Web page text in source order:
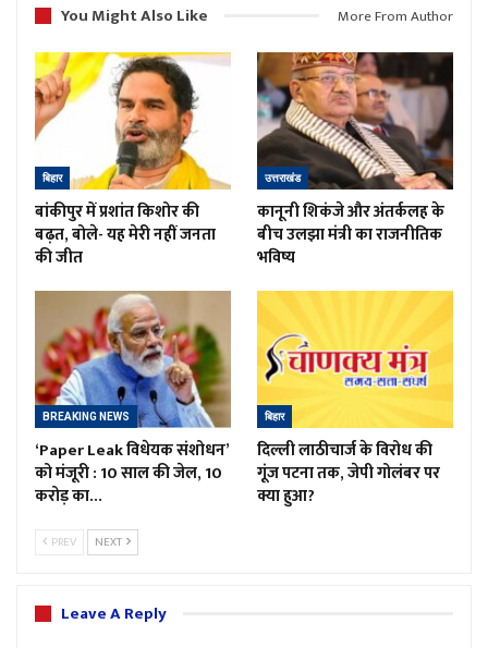
You Might Also Like
More From Author
बिहार
बांकीपुर में प्रशांत किशोर की
बढ़त, बोले- यह मेरी नहीं जनता
की जीत
उत्तराखंड
कानूनी शिकंजे और अंतर्कलह के
बीच उलझा मंत्री का राजनीतिक
भविष्य
BREAKING NEWS
‘Paper Leak विधेयक संशोधन’
को मंजूरी : 10 साल की जेल, 10
करोड़ का…
बिहार
दिल्ली लाठीचार्ज के विरोध की
गूंज पटना तक, जेपी गोलंबर पर
क्या हुआ?
PREV NEXT
Leave A Reply